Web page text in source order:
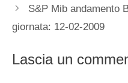
S&P Mib andamento
giornata: 12-02-2009
Lascia un